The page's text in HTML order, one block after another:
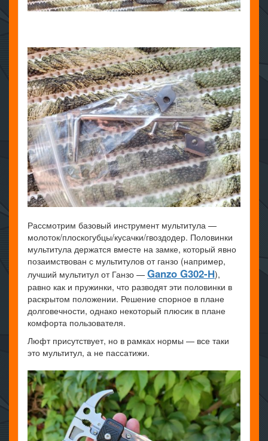
Рассмотрим базовый инструмент мультитула —
молоток/плоскогубцы/кусачки/гвоздодер. Половинки
мультитула держатся вместе на замке, который явно
позаимствован с мультитулов от ганзо (например,
лучший мультитул от Ганзо — Ganzo G302-Н),
равно как и пружинки, что разводят эти половинки в
раскрытом положении. Решение спорное в плане
долговечности, однако некоторый плюсик в плане
комфорта пользователя.
Люфт присутствует, но в рамках нормы — все таки
это мультитул, а не пассатижи.